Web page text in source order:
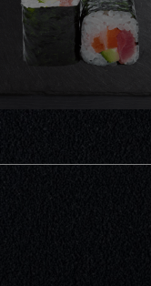
AJOUTER